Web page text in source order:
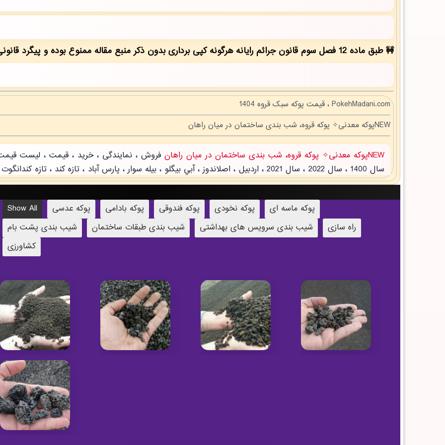
طبق ماده 12 فصل سوم قانون جرائم رایانه هرگونه کپی برداری بدون ذکر منبع مقاله ممنوع بوده و پیگرد قانونی دارد!
PokehMadani.com ، قیمت پوکه سبک قروه 1404
NEWپوکه معدنی✧ پوکه قروه، شب بندی ساختمان در ميان راهان
NEWپوکه معدنی✧ پوکه قروه، شب بندی ساختمان در ميان راهان
Show All پوکه عدسی پوکه بادامی پوکه فندوقی پوکه نخودی
پوکه ماسه ای
شیب بندی پشت بام
شیب بندی طبقات ساختمان شیب بندی سرویس های بهداشتی
راه سازی
کشاورزی